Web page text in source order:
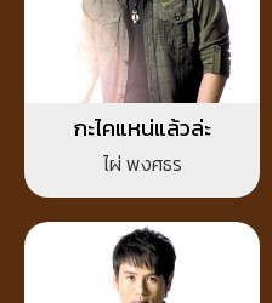
กะไคแหน่แล้วล่ะ
ไผ่ พงศธร